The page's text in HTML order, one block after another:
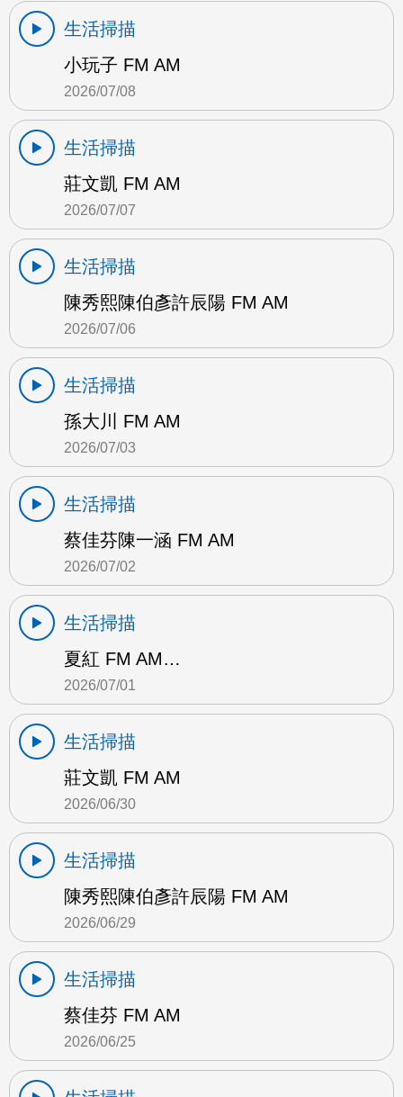
生活掃描
小玩子 FM AM
2026/07/08
生活掃描
莊文凱 FM AM
2026/07/07
生活掃描
陳秀熙陳伯彥許辰陽 FM AM
2026/07/06
生活掃描
孫大川 FM AM
2026/07/03
生活掃描
蔡佳芬陳一涵 FM AM
2026/07/02
生活掃描
夏紅 FM AM…
2026/07/01
生活掃描
莊文凱 FM AM
2026/06/30
生活掃描
陳秀熙陳伯彥許辰陽 FM AM
2026/06/29
生活掃描
蔡佳芬 FM AM
2026/06/25